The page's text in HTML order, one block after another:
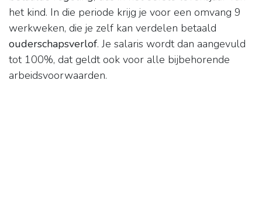
het kind. In die periode krijg je voor een omvang 9
werkweken, die je zelf kan verdelen betaald
ouderschapsverlof. Je salaris wordt dan aangevuld
tot 100%, dat geldt ook voor alle bijbehorende
arbeidsvoorwaarden.